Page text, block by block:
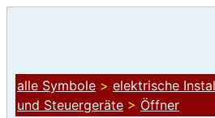
alle Symbole > elektrische
und Steuergeräte > Öffner